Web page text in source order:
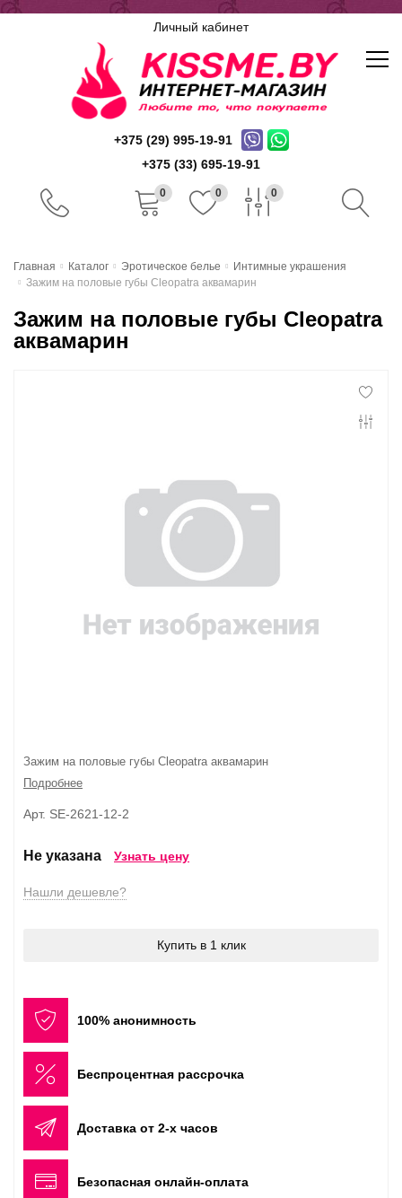
Личный кабинет
+375 (29) 995-19-91
+375 (33) 695-19-91
0 0 0
Доставка и оплата
Беспроцентная рассрочка
Главная Каталог Эротическое белье
Интимные украшения
Зажим на половые губы Cleopatra аквамарин
Зажим на половые губы Cleopatra
аквамарин
Зажим на половые губы Cleopatra аквамарин
Подробнее
Арт. SE-2621-12-2
Не указана Узнать цену
Нашли дешевле?
Купить в 1 клик
100% анонимность
Беспроцентная рассрочка
Доставка от 2-х часов
Безопасная онлайн-оплата